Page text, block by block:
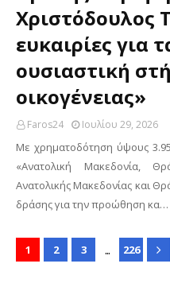
Χριστόδουλος
ευκαιρίες για
ουσιαστική
οικογένειας»
Faros24 Ιουλίου 29, 2026
Με χρηματοδότηση ύψους
«Ανατολική Μακεδονία,
Ανατολικής Μακεδονίας και
δράσης για την προώθηση κα…
1 2 3 ... 226